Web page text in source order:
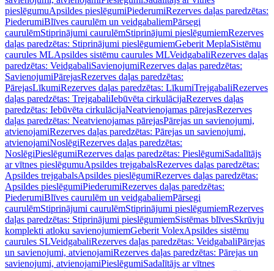
pieslēgumuApsildes pieslēgumiPiederumiRezerves daļas paredzētas:
PiederumiBlīves caurulēm un veidgabaliemPārsegi
caurulēmStiprinājumi caurulēmStiprinājumi pieslēgumiemRezerves
daļas paredzētas: Stiprinājumi pieslēgumiemGeberit MeplaSistēmu
caurules MLApsildes sistēmu caurules MLVeidgabaliRezerves daļas
paredzētas: VeidgabaliSavienojumiRezerves daļas paredzētas:
SavienojumiPārejasRezerves daļas paredzētas:
PārejasLīkumiRezerves daļas paredzētas: LīkumiTrejgabaliRezerves
daļas paredzētas: TrejgabaliIebūvēta cirkulācijaRezerves daļas
paredzētas: Iebūvēta cirkulācijaNeatvienojamas pārejasRezerves
daļas paredzētas: Neatvienojamas pārejasPārejas un savienojumi,
atvienojamiRezerves daļas paredzētas: Pārejas un savienojumi,
atvienojamiNoslēgiRezerves daļas paredzētas:
NoslēgiPieslēgumiRezerves daļas paredzētas: PieslēgumiSadalītājs
ar vītnes pieslēgumuApsildes trejgabalsRezerves daļas paredzētas:
Apsildes trejgabalsApsildes pieslēgumiRezerves daļas paredzētas:
Apsildes pieslēgumiPiederumiRezerves daļas paredzētas:
PiederumiBlīves caurulēm un veidgabaliemPārsegi
caurulēmStiprinājumi caurulēmStiprinājumi pieslēgumiemRezerves
daļas paredzētas: Stiprinājumi pieslēgumiemSistēmas blīvesSkrūvju
komplekti atloku savienojumiemGeberit VolexApsildes sistēmu
caurules SLVeidgabaliRezerves daļas paredzētas: VeidgabaliPārejas
un savienojumi, atvienojamiRezerves daļas paredzētas: Pārejas un
savienojumi, atvienojamiPieslēgumiSadalītājs ar vītnes